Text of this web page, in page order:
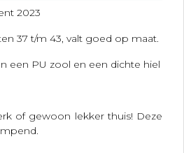
2023
37 t/m 43, valt goed op maat.
een PU zool en een dichte hiel
of gewoon lekker thuis! Deze